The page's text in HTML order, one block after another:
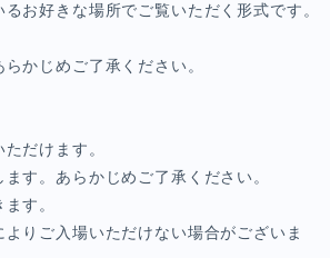
お好きな場所でご覧いただく形式です。
かじめご了承ください。
だけます。
す。あらかじめご了承ください。
す。
りご入場いただけない場合がございま